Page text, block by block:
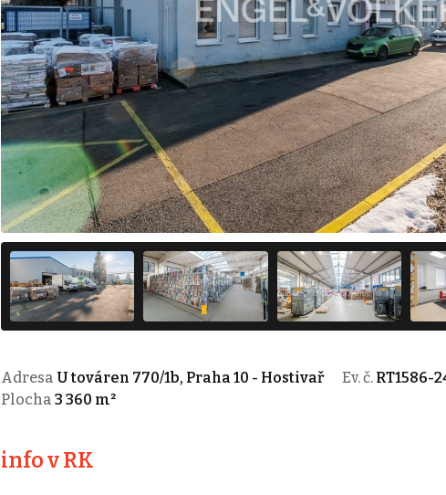
Adresa U továren 770/1b, Praha 10 - Hostivař Ev. č. RT1586-
Plocha 3 360 m²
info v RK